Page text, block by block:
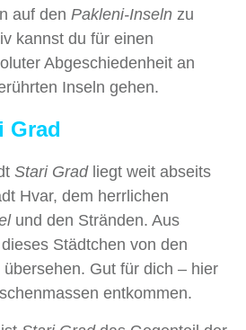
auf den Pakleni-Inseln zu
kannst du für einen
Abgeschiedenheit an
Inseln gehen.
Grad
Stari Gradliegt weit abseits
Hvar, dem herrlichen
und den Stränden. Aus
Städtchen von den
Gut für dich – hier
entkommen.